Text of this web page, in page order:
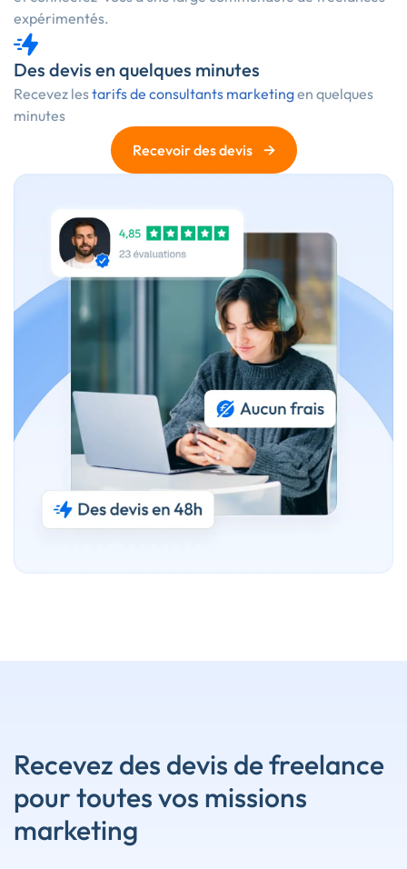
expérimentés.
Des devis en quelques minutes
Recevez lestarifs de consultants marketingen quelques
minutes
Recevoir des devis
→
Recevez des devis de freelance
pour toutes vos missions
marketing